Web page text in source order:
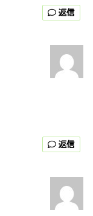
返信
返信